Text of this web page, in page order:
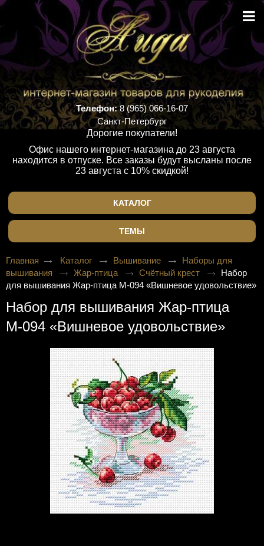
Телефон:8 (965) 066-16-07
Санкт-Петербург
Дорогие покупатели!
Офис нашего интернет-магазина до 23 августа
находится в отпуске. Все заказы будут высланы после
23 августа с 10% скидкой!
КАТАЛОГ
ТЕМЫ
Главная Каталог Вышивание
Наборы для
вышивания
Жар-птица Счётный крест
Набор
для вышивания Жар-птица М-094 «Вишневое удовольствие»
Набор для вышивания Жар-птица
М-094 «Вишневое удовольствие»